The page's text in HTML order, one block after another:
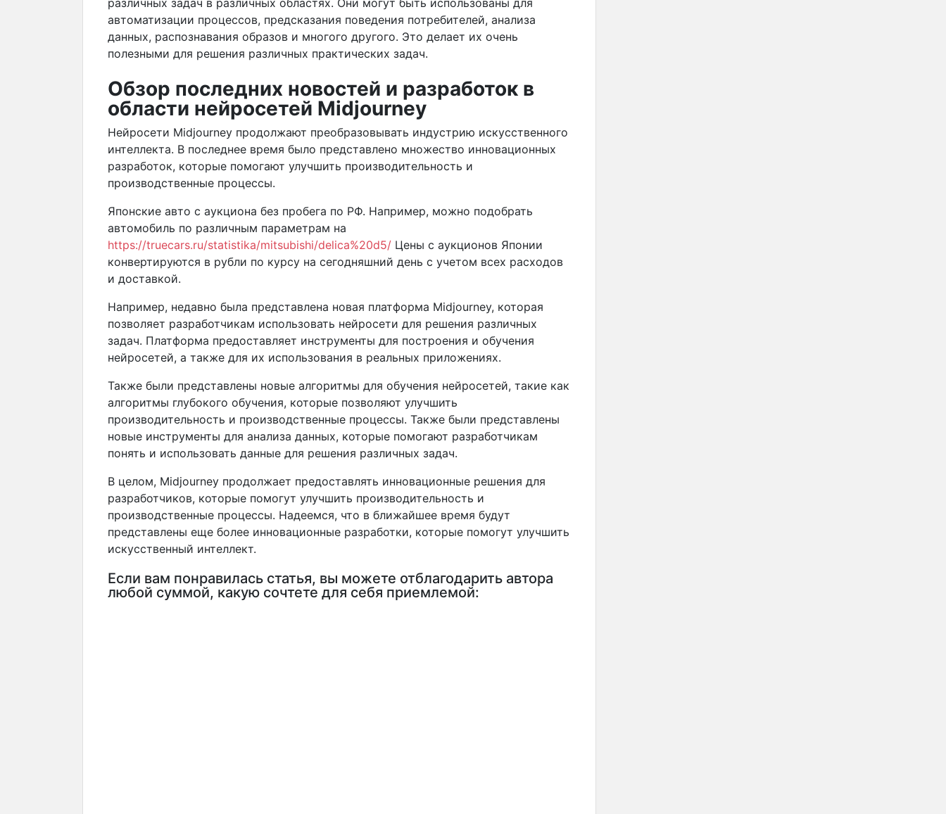
автоматизации процессов, предсказания поведения потребителей, анализа
данных, распознавания образов и многого другого. Это делает их очень
полезными для решения различных практических задач.
Обзор последних новостей и разработок в
области нейросетей Midjourney
Нейросети Midjourney продолжают преобразовывать индустрию искусственного
интеллекта. В последнее время было представлено множество инновационных
разработок, которые помогают улучшить производительность и
производственные процессы.
Японские авто с аукциона без пробега по РФ. Например, можно подобрать
автомобиль по различным параметрам на
https://truecars.ru/statistika/mitsubishi/delica%20d5/ Цены с аукционов Японии
конвертируются в рубли по курсу на сегодняшний день с учетом всех расходов
и доставкой.
Например, недавно была представлена новая платформа Midjourney, которая
позволяет разработчикам использовать нейросети для решения различных
задач. Платформа предоставляет инструменты для построения и обучения
нейросетей, а также для их использования в реальных приложениях.
Также были представлены новые алгоритмы для обучения нейросетей, такие как
алгоритмы глубокого обучения, которые позволяют улучшить
производительность и производственные процессы. Также были представлены
новые инструменты для анализа данных, которые помогают разработчикам
понять и использовать данные для решения различных задач.
В целом, Midjourney продолжает предоставлять инновационные решения для
разработчиков, которые помогут улучшить производительность и
производственные процессы. Надеемся, что в ближайшее время будут
представлены еще более инновационные разработки, которые помогут улучшить
искусственный интеллект.
Если вам понравилась статья, вы можете отблагодарить автора
любой суммой, какую сочтете для себя приемлемой: